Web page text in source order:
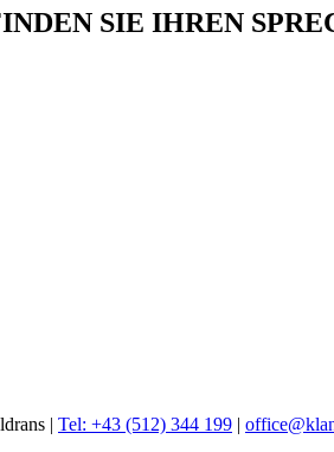
SIE IHREN
| Tel: +43 (512) 344 199 |